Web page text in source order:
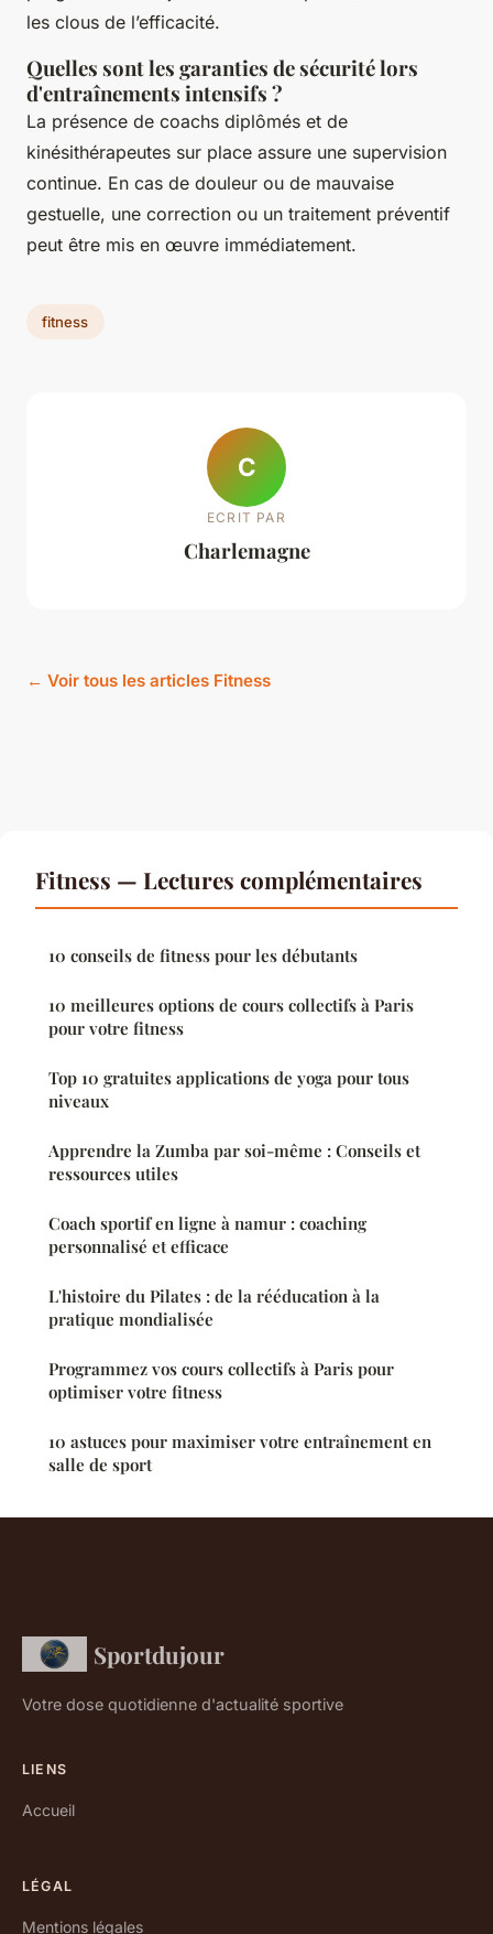
les clous de l’efficacité.
Quelles sont les garanties de sécurité lors
d'entraînements intensifs ?
La présence de coachs diplômés et de
kinésithérapeutes sur place assure une supervision
continue. En cas de douleur ou de mauvaise
gestuelle, une correction ou un traitement préventif
peut être mis en œuvre immédiatement.
fitness
C
ECRIT PAR
Charlemagne
← Voir tous les articles Fitness
Fitness — Lectures complémentaires
10 conseils de fitness pour les débutants
10 meilleures options de cours collectifs à Paris
pour votre fitness
Top 10 gratuites applications de yoga pour tous
niveaux
Apprendre la Zumba par soi-même : Conseils et
ressources utiles
Coach sportif en ligne à namur : coaching
personnalisé et efficace
L'histoire du Pilates : de la rééducation à la
pratique mondialisée
Programmez vos cours collectifs à Paris pour
optimiser votre fitness
10 astuces pour maximiser votre entraînement en
salle de sport
Sportdujour
Votre dose quotidienne d'actualité sportive
LIENS
Accueil
LÉGAL
Mentions légales